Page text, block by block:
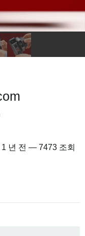
1 년 전 — 7473 조회